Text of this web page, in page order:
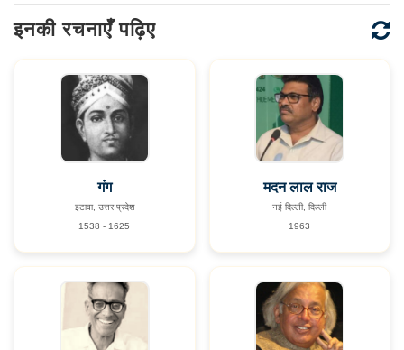
इनकी रचनाएँ पढ़िए
गंग
इटावा, उत्तर प्रदेश
1538 - 1625
मदन लाल राज
नई दिल्ली, दिल्ली
1963